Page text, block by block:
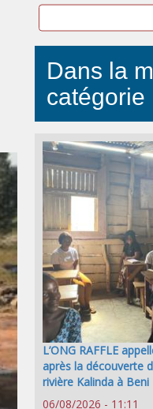
Dans la
catégorie
L’ONG RAFFLE
après la découverte
rivière Kalinda à Beni
06/08/2026 - 11:11